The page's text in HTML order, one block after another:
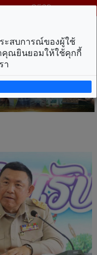
ม พ.ศ. 2569
ะสบการณ์ของผู้ใช้
คุณยินยอมให้ใช้คุกกี้
า